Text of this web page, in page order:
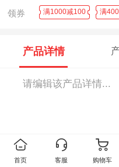
领券 满1000减100 满
产品详情
请编辑该产品详情...
首页 客服 购物车